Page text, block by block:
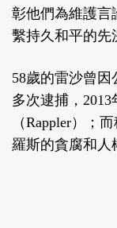
彰他們為維護言
繫持久和平的先
58歲的雷沙曾因
多次逮捕，2013
（Rappler）；
羅斯的貪腐和人